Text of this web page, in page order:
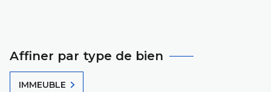
Affiner par type de bien
IMMEUBLE